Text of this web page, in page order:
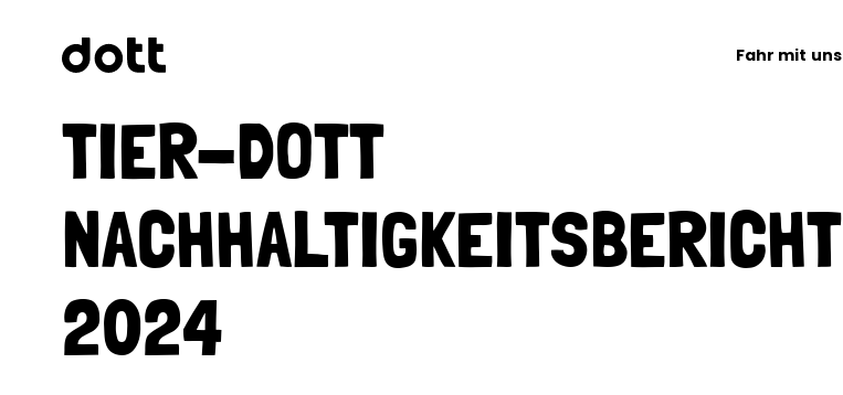
Fahr mit uns
TIER-DOTT
NACHHALTIGKEITSBERICHT
2024